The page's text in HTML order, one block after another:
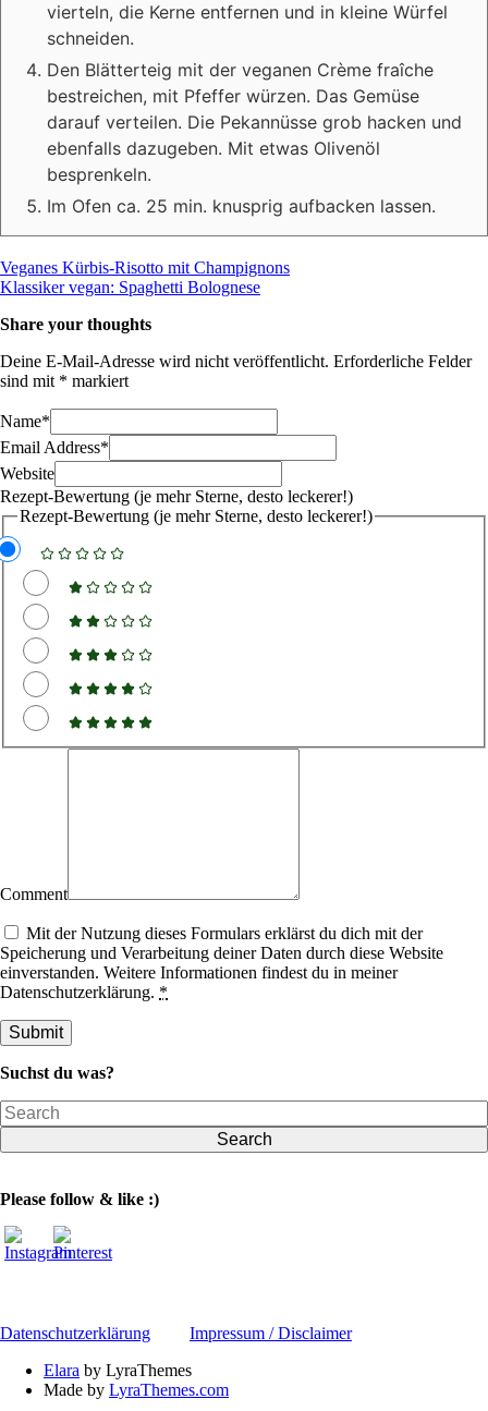
vierteln, die Kerne entfernen und in kleine Würfel
schneiden.
Den Blätterteig mit der veganen Crème fraîche
bestreichen, mit Pfeffer würzen. Das Gemüse
darauf verteilen. Die Pekannüsse grob hacken und
ebenfalls dazugeben. Mit etwas Olivenöl
besprenkeln.
Im Ofen ca. 25 min. knusprig aufbacken lassen.
Beitragsnavigation
Veganes Kürbis-Risotto mit Champignons
Klassiker vegan: Spaghetti Bolognese
Share your thoughts
Deine E-Mail-Adresse wird nicht veröffentlicht. Erforderliche Felder
sind mit * markiert
Name*
Email Address*
Website
Rezept-Bewertung (je mehr Sterne, desto leckerer!)
Rezept-Bewertung (je mehr Sterne, desto leckerer!)
Comment
Mit der Nutzung dieses Formulars erklärst du dich mit der
Speicherung und Verarbeitung deiner Daten durch diese Website
einverstanden. Weitere Informationen findest du in meiner
Datenschutzerklärung. *
Suchst du was?
Search
Please follow & like :)
Datenschutzerklärung
Impressum / Disclaimer
Elara by LyraThemes
Made by LyraThemes.com